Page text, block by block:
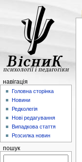
навігація
Головна сторінка
Новини
Редколегія
Нові редагування
Випадкова стаття
Розсилка новин
пошук